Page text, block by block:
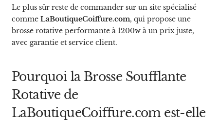
Le plus sûr reste de commander sur un site spécialisé
comme LaBoutiqueCoiffure.com, qui propose une
brosse rotative performante à 1200w à un prix juste,
avec garantie et service client.
Pourquoi la Brosse Soufflante
Rotative de
LaBoutiqueCoiffure.com est-elle